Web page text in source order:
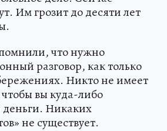
Им грозит до десяти лет
что нужно
разговор, как только
Никто не имеет
вы куда-либо
деньги. Никаких
не существует.